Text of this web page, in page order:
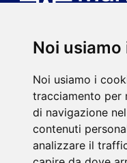
Noi
Noi usiamo i
tracciamento per
di navigazione
contenuti
analizzare il
È un brand di MK spa.
Via Ciro Menotti, 77
20017 Rho (MI)
P.IVA 08593920963
mkspa.com